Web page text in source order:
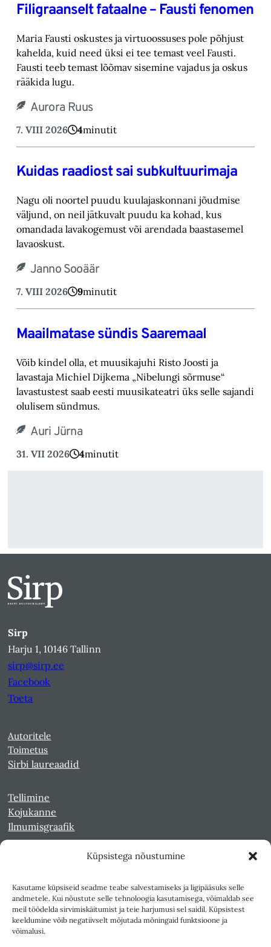
Küpsistega nõustumine
Kasutame küpsiseid seadme teabe salvestamiseks ja ligipääsuks selle
andmetele. Kui nõustute selle tehnoloogia kasutamisega, võimaldab see
meil töödelda sirvimiskäitumist ja teie harjumusi sel saidil. Küpsistest
keeldumine võib negatiivselt mõjutada mõningaid funktsioone ja
võimalusi.
Filigraanselt fataalne – Fausti fenomen
Maria Fausti oskustes ja virtuoossuses pole põhjust
kahelda, kuid need üksi ei tee temast ‎veel Fausti.
Fausti teeb temast lõõmav sisemine vajadus ja oskus
rääkida lugu.‎
Aurora Ruus
7. VIII 2026 4minutit
Kuidas raadiost sai subkultuurimaja
Nagu oli noortel puudu kuulajaskonnani jõudmise
väljund, on neil jätkuvalt puudu ka kohad, ‎kus
omandada lavakogemust või arendada baastasemel
lavaoskust.‎
Janno Sooäär
7. VIII 2026 9minutit
Maailmatase sündis Saaremaal
Võib kindel olla, et muusikajuhi Risto Joosti ja
lavastaja Michiel Dijkema „Nibelungi sõrmuse“
lavastustest saab eesti muusikateatri üks selle sajandi
olulisem sündmus.
Auri Jürna
31. VII 2026 4minutit
Sirp
Harju 1, 10146 Tallinn
sirp@sirp.ee
Facebook
Toeta
Autoritele
Toimetus
Sirbi laureaadid
Tellimine
Kojukanne
Ilmumisgraafik
Kultuurileht 1994-1997
Reede 1989-1990
Sirp ja Vasar 1940-1989